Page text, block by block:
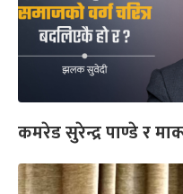
कमरेड सुरेन्द्र पाण्डे र